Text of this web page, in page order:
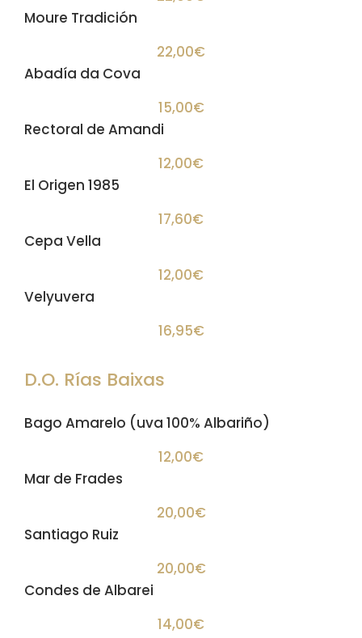
Moure Tradición
22,00€
Abadía da Cova
15,00€
Rectoral de Amandi
12,00€
El Origen 1985
17,60€
Cepa Vella
12,00€
Velyuvera
16,95€
D.O. Rías Baixas
Bago Amarelo (uva 100% Albariño)
12,00€
Mar de Frades
20,00€
Santiago Ruiz
20,00€
Condes de Albarei
14,00€